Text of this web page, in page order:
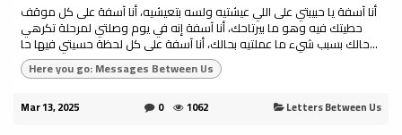
أنا آسفة يا حبيبتي على اللي عيشتيه ولسه بتعيشيه، أنا آسفة على كل موقف
حطيتك فيه وهو ما بيرتاحك، أنا آسفة إنه في يوم وصلتي لمرحلة تكرهي
حالك بسبب شيء ما عملتيه بحالك، أنا آسفة على كل لحظة حسيتي فيها حا...
Here you go: Messages Between Us
Mar 13, 2025 0 1062 Letters Between Us